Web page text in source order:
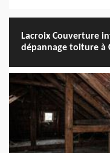
Lacroix Couverture
dépannage toiture à